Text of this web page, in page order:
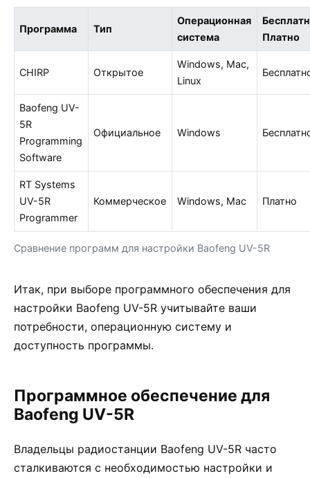
Сравнение программ для настройки Baofeng UV-5R
Программа Тип
Операционная
система
Платно
CHIRP Открытое
Windows, Mac,
Linux
Baofeng UV-
5R
Programming
Software
Официальное Windows
RT Systems
UV-5R
Programmer
Коммерческое Windows, Mac Платно
Итак, при выборе программного обеспечения для
настройки Baofeng UV-5R учитывайте ваши
потребности, операционную систему и
доступность программы.
Программное обеспечение для
Baofeng UV-5R
Владельцы радиостанции Baofeng UV-5R часто
сталкиваются с необходимостью настройки и